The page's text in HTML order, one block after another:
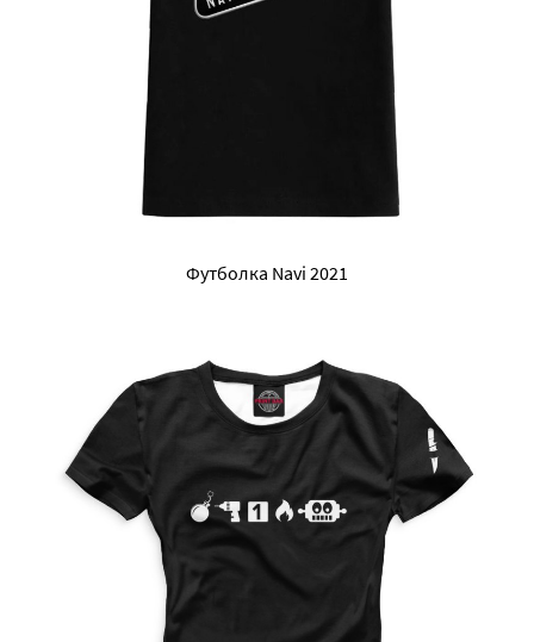
Футболка Navi 2021